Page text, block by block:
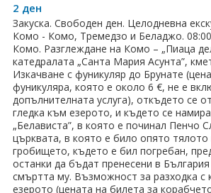
Предколедни
Нова година
Великден 2026
ЕКЗОТИКА
Екзотични почивки
КРУИЗИ
2 ден
Закуска. Свободен ден. Целодневна
Комо - Комо, Тремедзо и Беладжо.
Комо. Разглеждане на Комо – „Пиаца
катедралата „Санта Мария Асунта”,
Изкачване с фуникуляр до Брунате
фуникуляра, която е около 6 €, не е
допълнителната услуга), откъдето се
гледка към езерото, и където се
„Белависта”, в която е починал Пенчо
църквата, в която е било опято тялото
гробището, където е бил погребан,
останки да бъдат пренесени в
смъртта му. Възможност за разходка с
езерото (цената на билета за